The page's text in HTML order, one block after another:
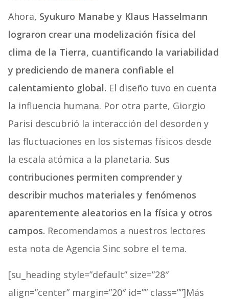
Ahora, Syukuro Manabe y Klaus Hasselmann
lograron crear una modelización física del
clima de la Tierra, cuantificando la variabilidad
y prediciendo de manera confiable el
calentamiento global. El diseño tuvo en cuenta
la influencia humana. Por otra parte, Giorgio
Parisi descubrió la interacción del desorden y
las fluctuaciones en los sistemas físicos desde
la escala atómica a la planetaria. Sus
contribuciones permiten comprender y
describir muchos materiales y fenómenos
aparentemente aleatorios en la física y otros
campos. Recomendamos a nuestros lectores
esta nota de Agencia Sinc sobre el tema.
[su_heading style=”default” size=”28″
align=”center” margin=”20″ id=”” class=””]Más